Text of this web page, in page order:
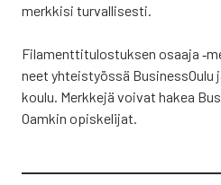
merk­ki­si tur­val­li­ses­ti.
Fila­ment­ti­tu­los­tuk­sen osaa­ja
neet yhteis­työs­sä
kou­lu. Merk­ke­jä voi­vat hakea
Oam­kin opis­ke­li­jat.